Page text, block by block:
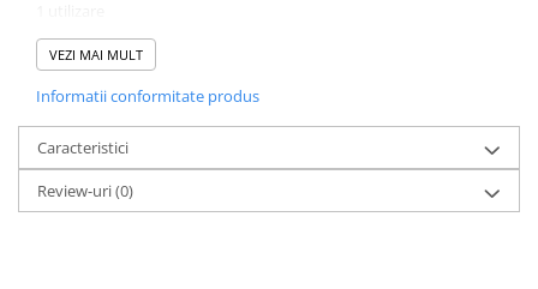
Mese
Paturi
Saci de dormit, saltele, perne
Scaune
Umbrele
Vesela
Instrucțiuni de folosire
spălare a mașinii.
Se va porni ciclul principal de spălare la 40 C fără prespălare, fără
detergenți și fără rufe.
Articol nr.: 2942
VEZI MAI MULT
Informatii conformitate produs
Caracteristici
Review-uri(0)